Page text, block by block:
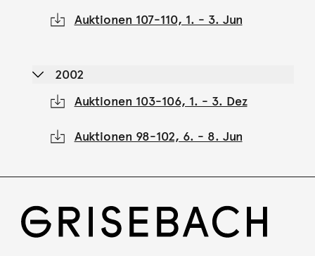
Auktionen 107-110, 1. - 3. Jun
2002
Auktionen 103-106, 1. - 3. Dez
Auktionen 98-102, 6. - 8. Jun